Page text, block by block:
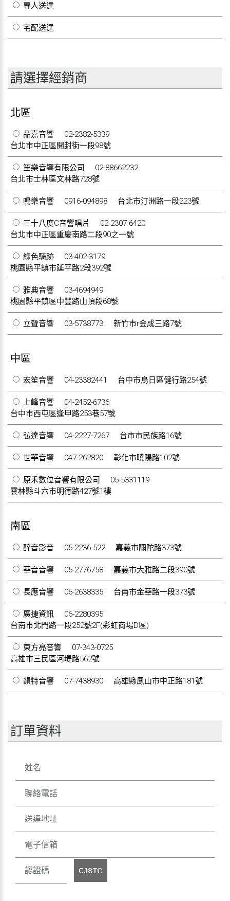
專人送達
宅配送達
請選擇經銷商
北區
品嘉音響
02-2382-5339
台北市中正區開封街一段98號
笙樂音響有限公司
02-88662232
台北市士林區文林路728號
鳴樂音響 0916-094898 台北市汀洲路一段223號
三十八度C音響唱片
02 2307 6420
台北市中正區重慶南路二段90之一號
綠色騎跡
03-402-3179
桃園縣平鎮市延平路2段392號
雅典音響
03-4694949
桃園縣平鎮區中豐路山頂段68號
立聲音響 03-5738773 新竹市r金成三路7號
中區
宏笙音響 04-23382441 台中市烏日區健行路254號
上峰音響
04-2452-6736
台中市西屯區逢甲路253巷57號
弘達音響 04-2227-7267 台市市民族路16號
世華音響 047-262820 彰化市曉陽路102號
原禾數位音響有限公司
05-5331119
雲林縣斗六市明德路427號1樓
南區
醉音影音 05-2236-522 嘉義市隬陀路373號
華音音響 05-2776758 嘉義市大雅路二段390號
長應音響 06-2638335 台南市金華路一段373號
廣捷資訊
06-2280395
台南市北門路一段252號2F(彩虹商場D區)
東方亮音響
07-343-0725
高雄市三民區河堤路562號
韻特音響 07-7438930 高雄縣鳳山市中正路181號
訂單資料